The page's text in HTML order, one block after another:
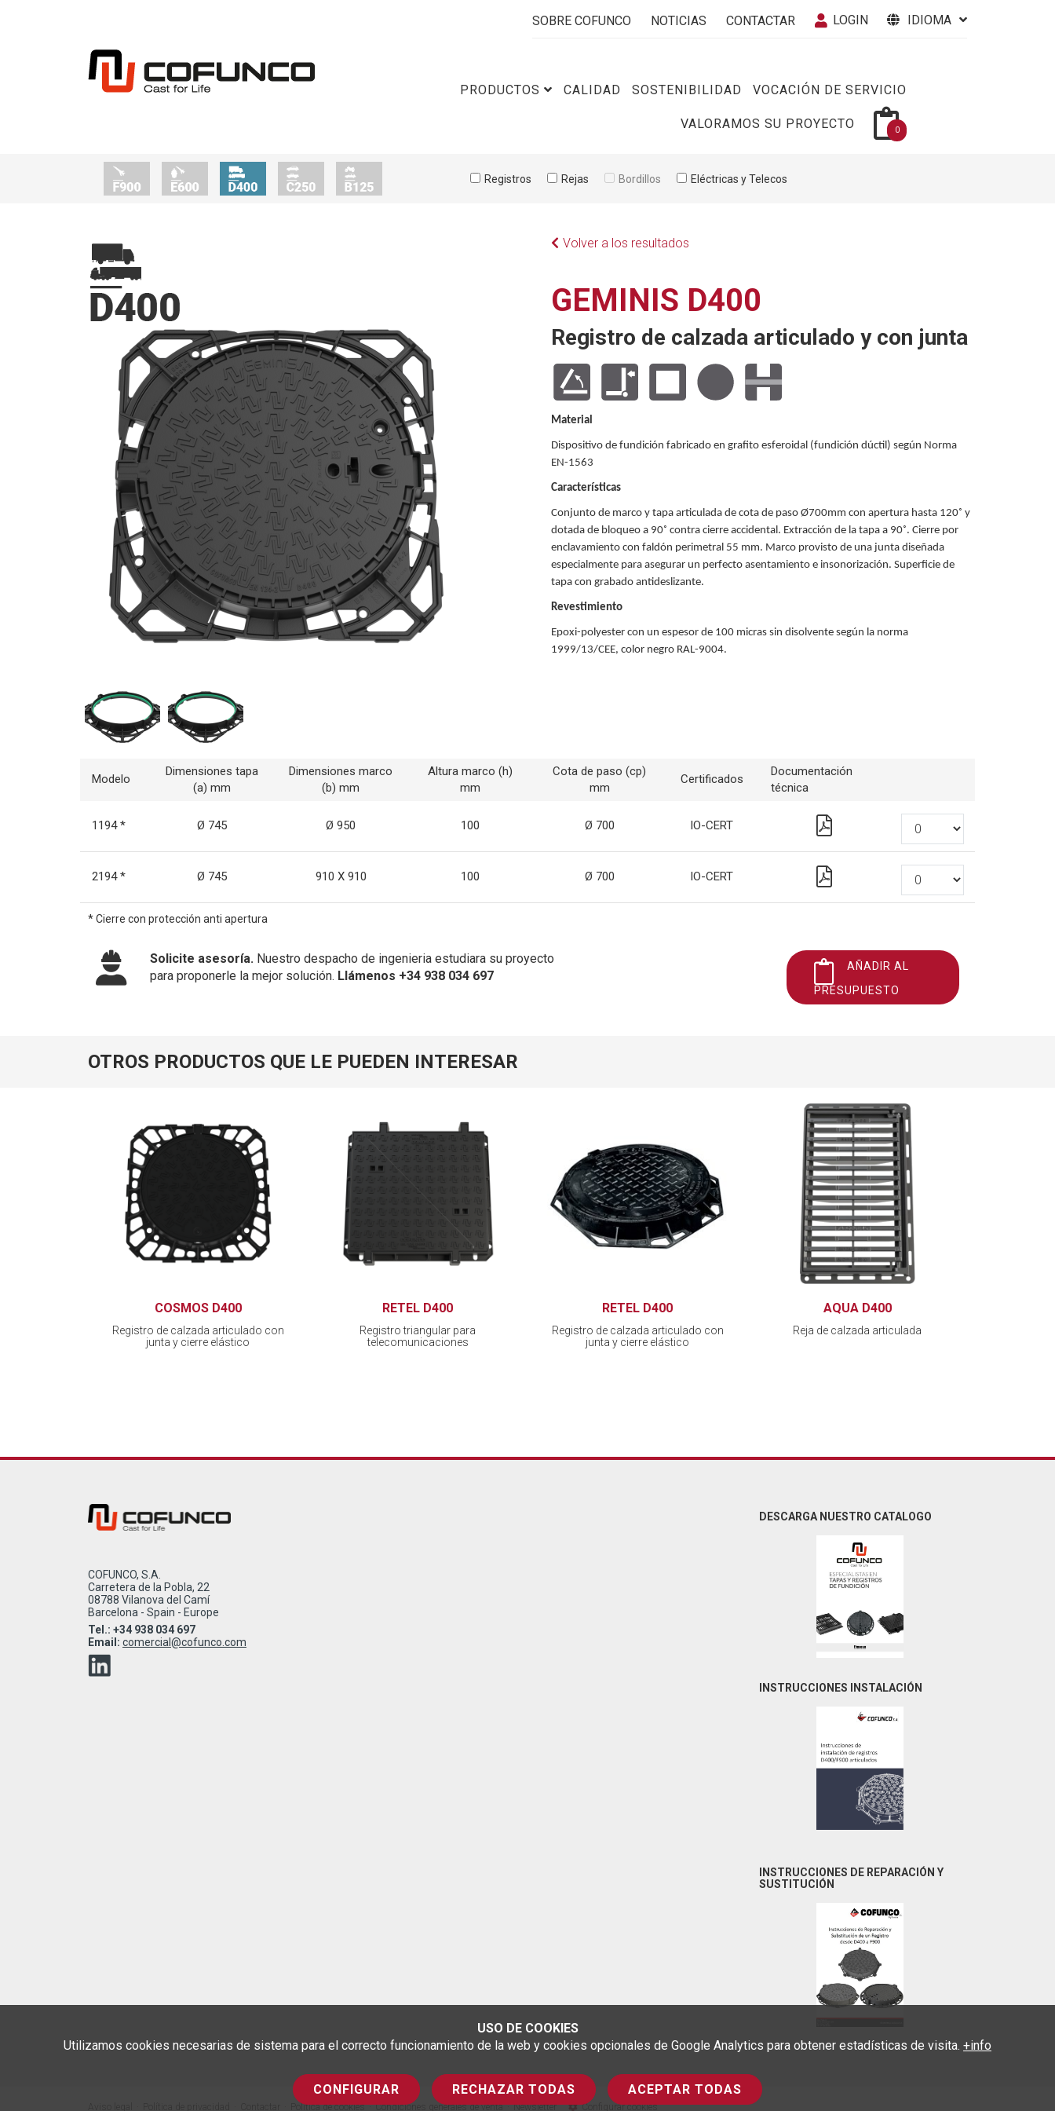
USO DE COOKIES
Utilizamos cookies necesarias de sistema para el correcto funcionamiento de la web y cookies opcionales de Google Analytics para obtener estadísticas de visita. +info
CONFIGURAR RECHAZAR TODAS ACEPTAR TODAS
SOBRE COFUNCO NOTICIAS CONTACTAR LOGIN IDIOMA
PRODUCTOS CALIDAD SOSTENIBILIDAD VOCACIÓN DE SERVICIO
VALORAMOS SU PROYECTO 0
Registros Rejas Bordillos Eléctricas y Telecos
Volver a los resultados
GEMINIS D400
Registro de calzada articulado y con junta
Material
Dispositivo de fundición fabricado en grafito esferoidal (fundición dúctil) según Norma
EN-1563
Características
Conjunto de marco y tapa articulada de cota de paso Ø700mm con apertura hasta 120˚ y
dotada de bloqueo a 90˚ contra cierre accidental. Extracción de la tapa a 90˚. Cierre por
enclavamiento con faldón perimetral 55 mm. Marco provisto de una junta diseñada
especialmente para asegurar un perfecto asentamiento e insonorización. Superficie de
tapa con grabado antideslizante.
Revestimiento
Epoxi-polyester con un espesor de 100 micras sin disolvente según la norma
1999/13/CEE, color negro RAL-9004.
Modelo
Dimensiones tapa
(a) mm
Dimensiones marco
(b) mm
Altura marco (h)
mm
Cota de paso (cp)
mm
Certificados
Documentación
técnica
1194 * Ø 745 Ø 950 100 Ø 700 IO-CERT
2194 * Ø 745 910 X 910 100 Ø 700 IO-CERT
* Cierre con protección anti apertura
Solicite asesoría. Nuestro despacho de ingenieria estudiara su proyecto
para proponerle la mejor solución. Llámenos +34 938 034 697
AÑADIR AL
PRESUPUESTO
OTROS PRODUCTOS QUE LE PUEDEN INTERESAR
COSMOS D400
Registro de calzada articulado con
junta y cierre elástico
RETEL D400
Registro triangular para
telecomunicaciones
RETEL D400
Registro de calzada articulado con
junta y cierre elástico
AQUA D400
Reja de calzada articulada
COFUNCO, S.A.
Carretera de la Pobla, 22
08788 Vilanova del Camí
Barcelona - Spain - Europe
Tel.: +34 938 034 697
Email: comercial@cofunco.com
DESCARGA NUESTRO CATALOGO
INSTRUCCIONES INSTALACIÓN
INSTRUCCIONES DE REPARACIÓN Y
SUSTITUCIÓN
Política de cookies Condiciones generales de venta Newsletter Configurar cookies